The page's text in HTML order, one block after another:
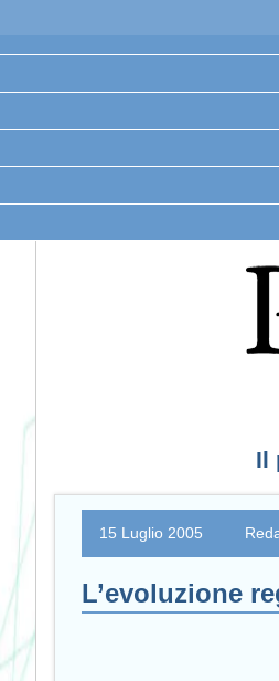
Il
15 Luglio 2005
L’evoluzione